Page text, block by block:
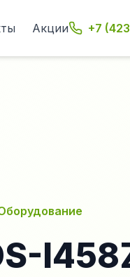
Акции +7